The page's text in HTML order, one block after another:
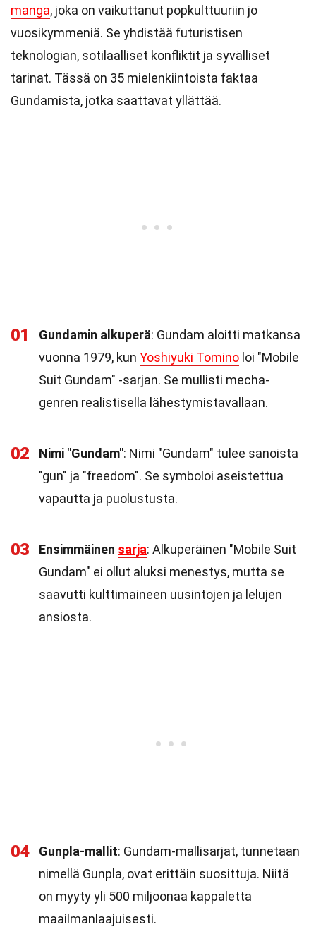
manga, joka on vaikuttanut popkulttuuriin jo
vuosikymmeniä. Se yhdistää futuristisen
teknologian, sotilaalliset konfliktit ja syvälliset
tarinat. Tässä on 35 mielenkiintoista faktaa
Gundamista, jotka saattavat yllättää.
01 Gundamin alkuperä: Gundam aloitti matkansa
vuonna 1979, kun Yoshiyuki Tomino loi "Mobile
Suit Gundam" -sarjan. Se mullisti mecha-
genren realistisella lähestymistavallaan.
02 Nimi "Gundam": Nimi "Gundam" tulee sanoista
"gun" ja "freedom". Se symboloi aseistettua
vapautta ja puolustusta.
03 Ensimmäinen sarja: Alkuperäinen "Mobile Suit
Gundam" ei ollut aluksi menestys, mutta se
saavutti kulttimaineen uusintojen ja lelujen
ansiosta.
04 Gunpla-mallit: Gundam-mallisarjat, tunnetaan
nimellä Gunpla, ovat erittäin suosittuja. Niitä
on myyty yli 500 miljoonaa kappaletta
maailmanlaajuisesti.